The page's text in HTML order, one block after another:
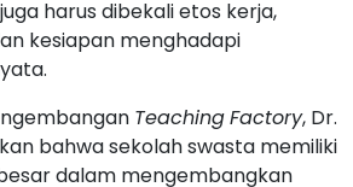
harus dibekali etos kerja,
kesiapan menghadapi
TeachingFactory, Dr.
bahwa sekolah swasta memiliki
dalam mengembangkan